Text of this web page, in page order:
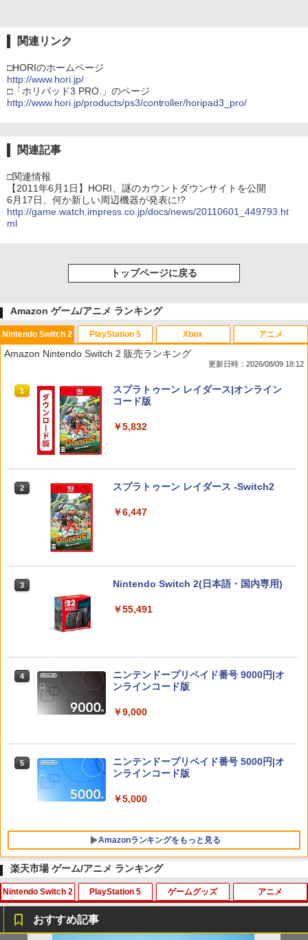
関連リンク
□HORIのホームページ
http://www.hori.jp/
□「ホリパッド3 PRO.」のページ
http://www.hori.jp/products/ps3/controller/horipad3_pro/
関連記事
□関連情報
【2011年6月1日】HORI、謎のカウントダウンサイトを公開
6月17日、何か新しい周辺機器が発表に!?
http://game.watch.impress.co.jp/docs/news/20110601_449793.ht
ml
トップページに戻る
Amazon ゲーム/アニメ ランキング
Nintendo Switch 2
Amazon Nintendo Switch 2 販売ランキング
更新日時：2026/08/09 18:12
1
スプラトゥーン レイダース|オンライン
コード版
￥5,832
2 スプラトゥーン レイダース -Switch2
￥6,447
3 Nintendo Switch 2(日本語・国内専用)
￥55,491
4
ニンテンドープリペイド番号 9000円|オ
ンラインコード版
￥9,000
5
ニンテンドープリペイド番号 5000円|オ
ンラインコード版
￥5,000
Amazonランキングをもっと見る
PlayStation 5
1
PlayStation 5 デジタル・エディション
Xbox
1
【純正品】Xbox ワイヤレス コントロー
アニメ
1
劇場版「鬼滅の刃」無限城編 第一章 猗
楽天市場 ゲーム/アニメ ランキング
Nintendo Switch 2 PlayStation 5 ゲームグッズ アニメ
おすすめ記事